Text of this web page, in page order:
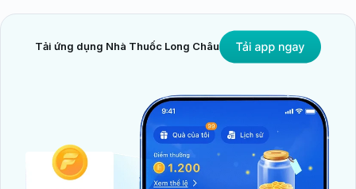
Tải ứng dụng Nhà Thuốc Long Châu